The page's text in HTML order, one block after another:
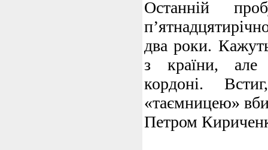
Останній
два роки.
з країни, але
кордоні.
«таємницею»
Петром